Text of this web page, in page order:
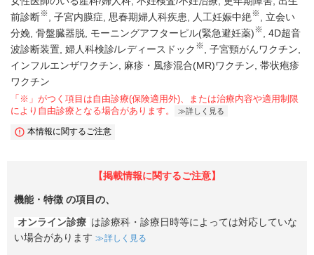
前診断※ 子宮内膜症 思春期婦人科疾患 人工妊娠中絶※
立会い
分娩 骨盤臓器脱 モーニングアフターピル(緊急避妊薬)※
4D超音
波診断装置 婦人科検診/レディースドック ※
子宮頸がんワクチン
インフルエンザワクチン
麻疹・風疹混合(MR)ワクチン 帯状疱疹
ワクチン
「※」がつく項目は自由診療(保険適用外)、または治療内容や適用制限
により自由診療となる場合があります。
詳しく見る
本情報に関するご注意
【掲載情報に関するご注意】
機能・特徴 の項目の、
オンライン診療 は診療科・診療日時等によっては対応していな
い場合があります
詳しく見る